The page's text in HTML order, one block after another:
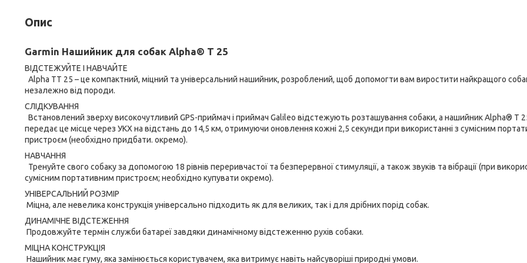
Опис
Garmin Нашийник для собак Alpha® T 25
ВІДСТЕЖУЙТЕ І НАВЧАЙТЕ
Alpha TT 25 – це компактний, міцний та універсальний нашийник, розроблений, щоб допомогти вам виростити найкращого
незалежно від породи.
СЛІДКУВАННЯ
Встановлений зверху високочутливий GPS-приймач і приймач Galileo відстежують розташування собаки, а нашийник Alpha® T
передає це місце через УКХ на відстань до 14,5 км, отримуючи оновлення кожні 2,5 секунди при використанні з сумісним
пристроєм (необхідно придбати. окремо).
НАВЧАННЯ
Тренуйте свого собаку за допомогою 18 рівнів переривчастої та безперервної стимуляції, а також звуків та вібрації (при
сумісним портативним пристроєм; необхідно купувати окремо).
УНІВЕРСАЛЬНИЙ РОЗМІР
Міцна, але невелика конструкція універсально підходить як для великих, так і для дрібних порід собак.
ДИНАМІЧНЕ ВІДСТЕЖЕННЯ
Продовжуйте термін служби батареї завдяки динамічному відстеженню рухів собаки.
МІЦНА КОНСТРУКЦІЯ
Нашийник має гуму, яка замінюється користувачем, яка витримує навіть найсуворіші природні умови.